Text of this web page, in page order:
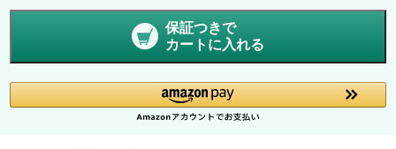
保証つきで
カートに入れる